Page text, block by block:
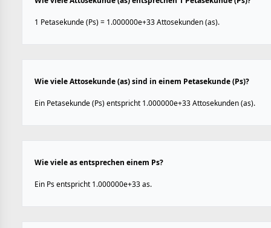
1 Petasekunde (Ps) = 1.000000e+33 Attosekunden (as).
Wie viele Attosekunde (as) sind in einem Petasekunde (Ps)?
Ein Petasekunde (Ps) entspricht 1.000000e+33 Attosekunden (as).
Wie viele as entsprechen einem Ps?
Ein Ps entspricht 1.000000e+33 as.